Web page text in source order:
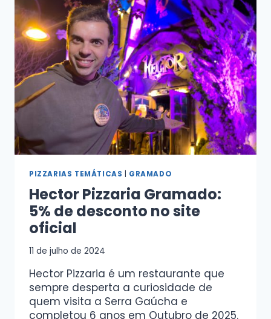
PIZZARIAS TEMÁTICAS GRAMADO
Hector Pizzaria Gramado:
5% de desconto no site
oficial
11 de julho de 2024
Hector Pizzaria é um restaurante que
sempre desperta a curiosidade de
quem visita a Serra Gaúcha e
completou 6 anos em Outubro de 2025.